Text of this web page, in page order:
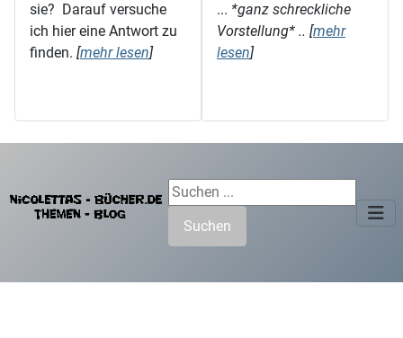
sie? Darauf versuche
ich hier eine Antwort zu
finden. [mehr lesen]
... *ganz schreckliche
Vorstellung* .. [mehr
lesen]
Suchen ...
Suchen